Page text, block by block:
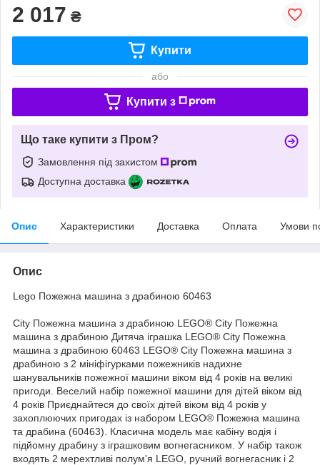
2 017 ₴
Купити
або
Купити з
Що таке купити з Пром?
Замовлення під захистом
Доступна доставка
Опис Характеристики Доставка Оплата Умови
Опис
Lego Пожежна машина з драбиною 60463
City Пожежна машина з драбиною LEGO® City Пожежна
машина з драбиною Дитяча іграшка LEGO® City Пожежна
машина з драбиною 60463 LEGO® City Пожежна машина з
драбиною з 2 мініфігурками пожежників надихне
шанувальників пожежної машини віком від 4 років на великі
пригоди. Веселий набір пожежної машини для дітей віком від
4 років Приєднайтеся до своїх дітей віком від 4 років у
захоплюючих пригодах із набором LEGO® Пожежна машина
та драбина (60463). Класична модель має кабіну водія і
підйомну драбину з іграшковим вогнегасником. У набір також
входять 2 мерехтливі полум'я LEGO, ручний вогнегасник і 2